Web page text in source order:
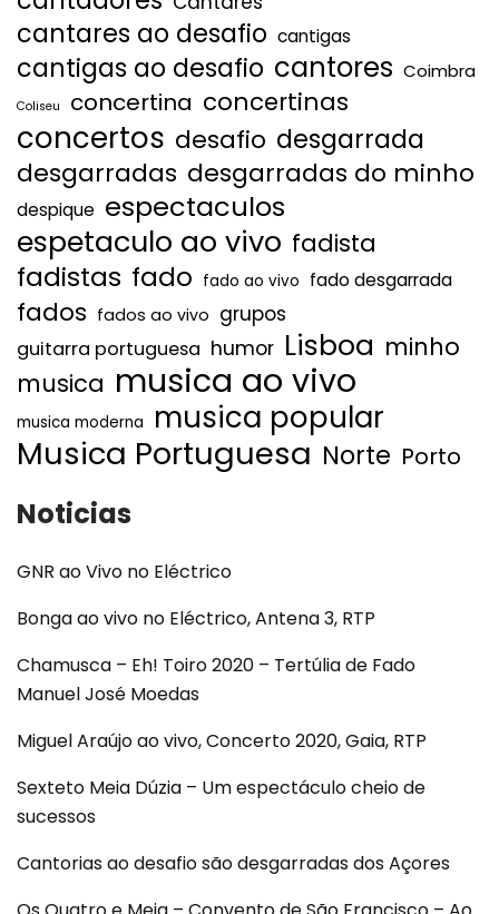
cantares ao desafio cantigas
cantigas ao desafio cantores Coimbra
Coliseu concertina concertinas
concertos desafio desgarrada
desgarradas desgarradas do minho
despique espectaculos
espetaculo ao vivo fadista
fadistas fado fado ao vivo fado desgarrada
fados fados ao vivo grupos
guitarra portuguesa humor Lisboa minho
musica musica ao vivo
musica moderna musica popular
Musica Portuguesa Norte Porto
Noticias
GNR ao Vivo no Eléctrico
Bonga ao vivo no Eléctrico, Antena 3, RTP
Chamusca – Eh! Toiro 2020 – Tertúlia de Fado
Manuel José Moedas
Miguel Araújo ao vivo, Concerto 2020, Gaia, RTP
Sexteto Meia Dúzia – Um espectáculo cheio de
sucessos
Cantorias ao desafio são desgarradas dos Açores